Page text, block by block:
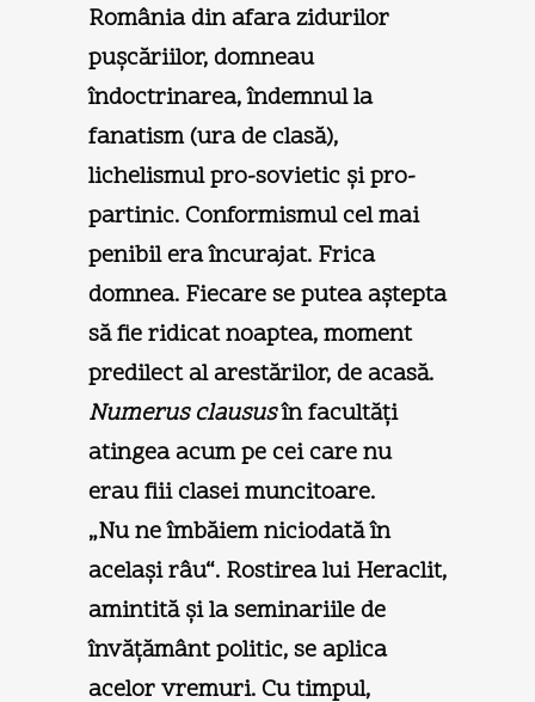
România din afara zidurilor
puşcăriilor, domneau
îndoctrinarea, îndemnul la
fanatism (ura de clasă),
lichelismul pro-sovietic şi pro-
partinic. Conformismul cel mai
penibil era încurajat. Frica
domnea. Fiecare se putea aştepta
să fie ridicat noaptea, moment
predilect al arestărilor, de acasă.
Numerus claususîn facultăţi
atingea acum pe cei care nu
erau fiii clasei muncitoare.
„Nu ne îmbăiem niciodată în
acelaşi râu“. Rostirea lui Heraclit,
amintită şi la seminariile de
învăţământ politic, se aplica
acelor vremuri. Cu timpul,